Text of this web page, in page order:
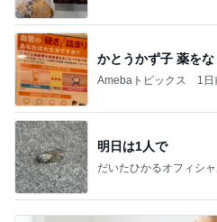
かとうかず子 薬を
Amebaトピックス 1日
明日は1人で
だいたひかるオフィシ